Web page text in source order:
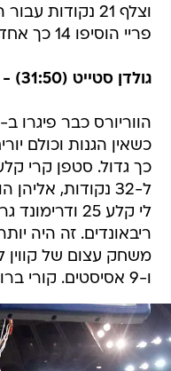
וצלף 21 נקודות
פריי הוסיפו 14 כך אחד.
גולדן סטייט (31:50) - מינסוטה (41:40) 120:130
כשאין הגנות וכולם
ריבאונדים. זה היה
ו-9 אסיסטים. קורי ברוור סיים עם 22.